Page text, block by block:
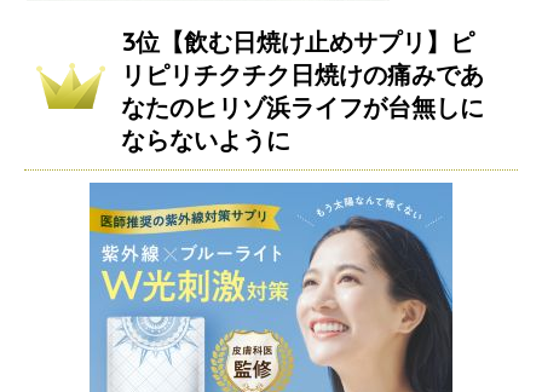
3位【飲む日焼け止めサプリ】ピ
リピリチクチク日焼けの痛みであ
なたのヒリゾ浜ライフが台無しに
ならないように